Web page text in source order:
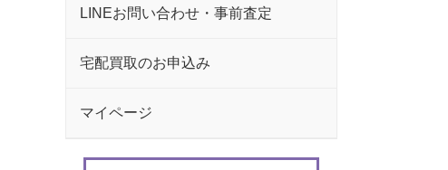
LINEお問い合わせ・事前査定
宅配買取のお申込み
マイページ